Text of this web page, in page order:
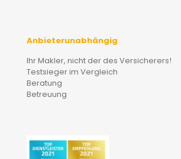
Anbieterunabhängig
Ihr Makler, nicht der des Versicherers!
Testsieger im Vergleich
Beratung
Betreuung